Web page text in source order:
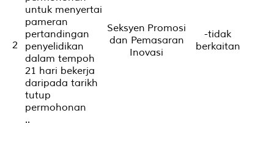
2
untuk menyertai
pameran
pertandingan
penyelidikan
dalam tempoh
21 hari bekerja
daripada tarikh
tutup
permohonan
..
Seksyen Promosi
dan Pemasaran
Inovasi
-tidak
berkaitan